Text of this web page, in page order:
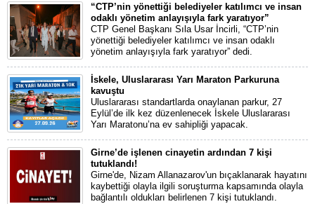
“CTP’nin yönettiği belediyeler katılımcı ve insan
odaklı yönetim anlayışıyla fark yaratıyor”
CTP Genel Başkanı Sıla Usar İncirli, “CTP’nin
yönettiği belediyeler katılımcı ve insan odaklı
yönetim anlayışıyla fark yaratıyor” dedi.
İskele, Uluslararası Yarı Maraton Parkuruna
kavuştu
Uluslararası standartlarda onaylanan parkur, 27
Eylül’de ilk kez düzenlenecek İskele Uluslararası
Yarı Maratonu’na ev sahipliği yapacak.
Girne’de işlenen cinayetin ardından 7 kişi
tutuklandı!
Girne'de, Nizam Allanazarov'un bıçaklanarak hayatını
kaybettiği olayla ilgili soruşturma kapsamında olayla
bağlantılı oldukları belirlenen 7 kişi tutuklandı.